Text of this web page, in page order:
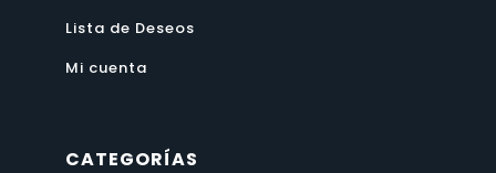
Lista de Deseos
Mi cuenta
CATEGORÍAS